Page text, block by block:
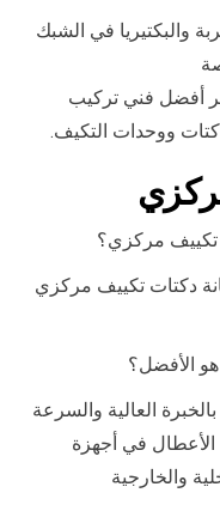
والبكتيريا في الشبك
أفضل فني تركيب
ووحدات التكيف.
مركزي؟
دكتات تكييف مركزي
الأفضل؟
العالية والسرعة
الأعطال في أجهزة
والخارجية